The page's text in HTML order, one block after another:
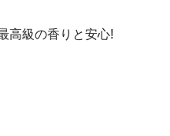
高級の香りと安心!